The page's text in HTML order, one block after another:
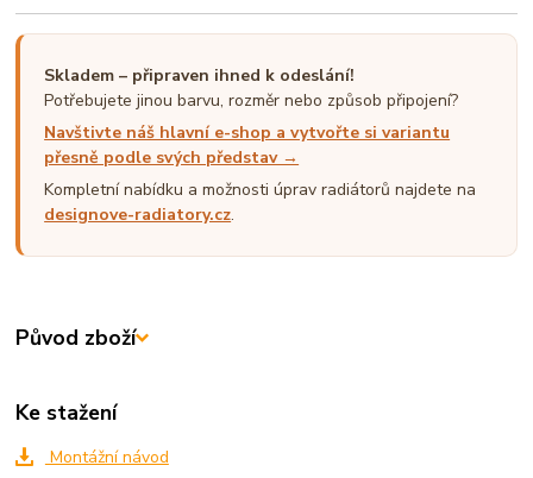
Skladem – připraven ihned k odeslání!
Potřebujete jinou barvu, rozměr nebo způsob připojení?
Navštivte náš hlavní e-shop a vytvořte si variantu
přesně podle svých představ →
Kompletní nabídku a možnosti úprav radiátorů najdete na
designove-radiatory.cz.
Původ zboží
Ke stažení
Montážní návod